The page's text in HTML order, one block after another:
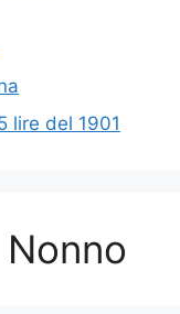
lire del 1901